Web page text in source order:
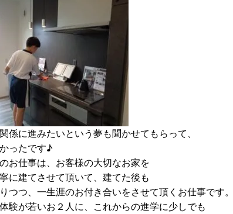
係に進みたいという夢も聞かせてもらって、
ったです♪
お仕事は、お客様の大切なお家を
に建てさせて頂いて、建てた後も
つつ、一生涯のお付き合いをさせて頂くお仕事です
験が若いお２人に、これからの進学に少しでも